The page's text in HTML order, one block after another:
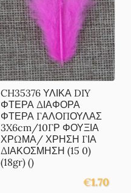
CH35376 ΥΛΙΚΑ DIY
ΦΤΕΡΑ ΔΙΑΦΟΡΑ
ΦΤΕΡΑ ΓΑΛΟΠΟΥΛΑΣ
3X6cm/10ΓΡ ΦΟΥΞΙΑ
ΧΡΩΜΑ/ ΧΡΗΣΗ ΓΙΑ
ΔΙΑΚΟΣΜΗΣΗ (15 0)
(18gr) ()
€1.70